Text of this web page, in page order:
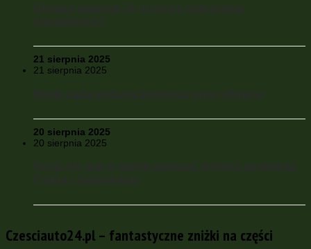
21 sierpnia 2025
21 sierpnia 2025
20 sierpnia 2025
20 sierpnia 2025
Czesciauto24.pl – fantastyczne zniżki na części